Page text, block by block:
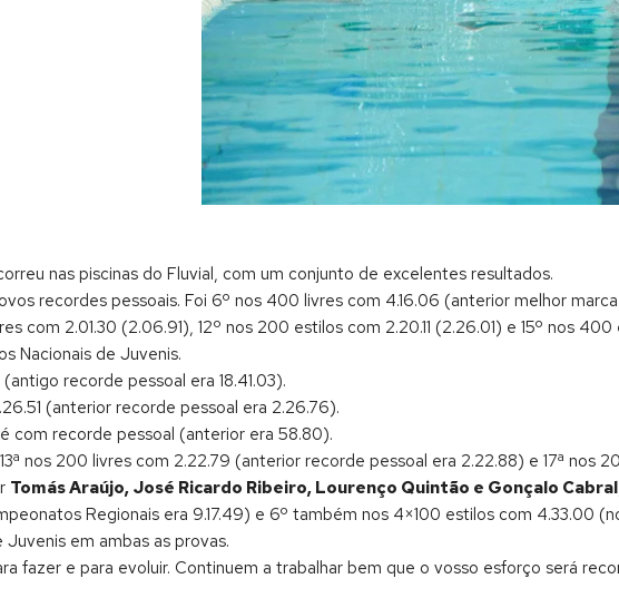
nas piscinas do Fluvial, com um conjunto de excelentes resultados.
recordes pessoais. Foi 6º nos 400 livres com 4.16.06 (anterior melhor
com 2.01.30 (2.06.91), 12º nos 200 estilos com 2.20.11 (2.26.01) e 15º nos
Nacionais de Juvenis.
recorde pessoal era 18.41.03).
(anterior recorde pessoal era 2.26.76).
com recorde pessoal (anterior era 58.80).
nos 200 livres com 2.22.79 (anterior recorde pessoal era 2.22.88) e 17ª nos
Tomás Araújo, José Ricardo Ribeiro, Lourenço Quintão e Gonçalo Cabral
Regionais era 9.17.49) e 6º também nos 4×100 estilos com 4.33.00
em ambas as provas.
fazer e para evoluir. Continuem a trabalhar bem que o vosso esforço será